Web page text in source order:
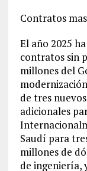
Contratos
El año 2025
contratos sin
millones del
de tres
adicionales
Saudí para
millones de
de ingeniería,